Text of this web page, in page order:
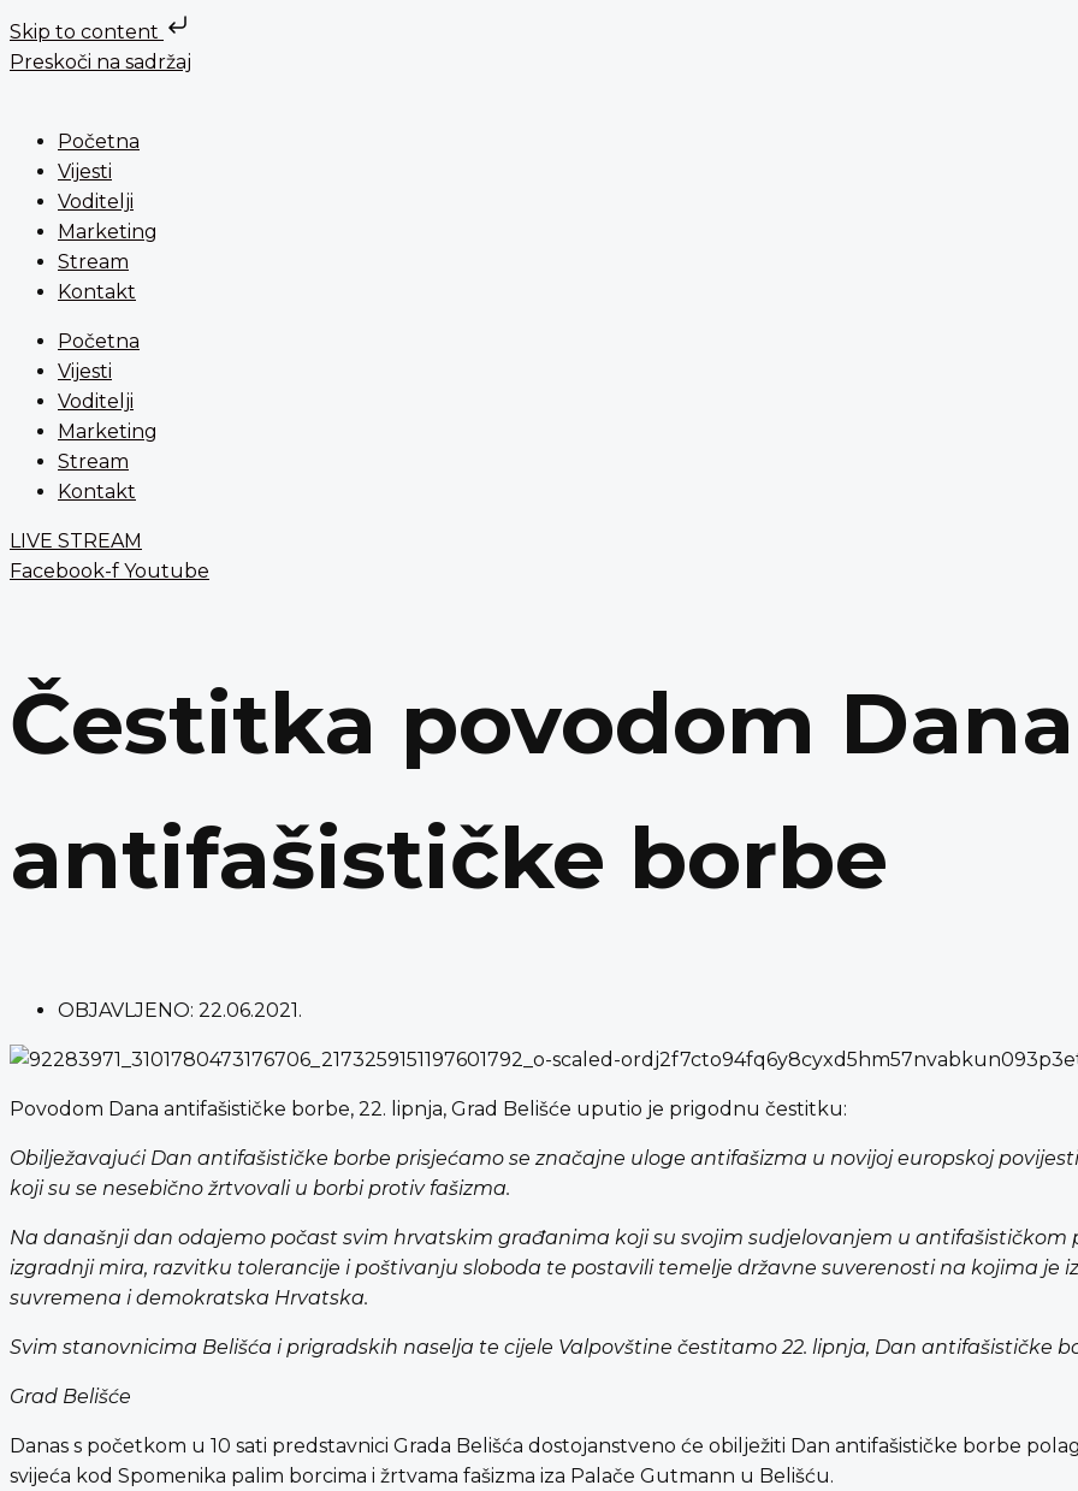
Skip to content
Preskoči na sadržaj
Početna
Vijesti
Voditelji
Marketing
Stream
Kontakt
Početna
Vijesti
Voditelji
Marketing
Stream
Kontakt
LIVE STREAM
Facebook-f Youtube
Čestitka povodom Dana
antifašističke borbe
OBJAVLJENO: 22.06.2021.
Povodom Dana antifašističke borbe, 22. lipnja, Grad Belišće uputio je prigodnu čestitku:
Obilježavajući Dan antifašističke borbe prisjećamo se značajne uloge antifašizma u novijoj europskoj povijesti
koji su se nesebično žrtvovali u borbi protiv fašizma.
Na današnji dan odajemo počast svim hrvatskim građanima koji su svojim sudjelovanjem u
izgradnji mira, razvitku tolerancije i poštivanju sloboda te postavili temelje državne suverenosti na kojima je
suvremena i demokratska Hrvatska.
Svim stanovnicima Belišća i prigradskih naselja te cijele Valpovštine čestitamo 22. lipnja, Dan antifašističke
Grad Belišće
Danas s početkom u 10 sati predstavnici Grada Belišća dostojanstveno će obilježiti Dan antifašističke borbe
svijeća kod Spomenika palim borcima i žrtvama fašizma iza Palače Gutmann u Belišću.